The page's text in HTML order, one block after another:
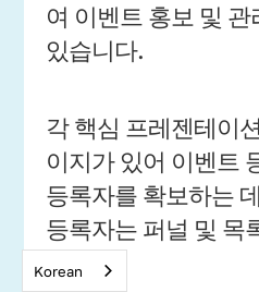
여 이벤트 홍보 및
있습니다.
각 핵심 프레젠테이
이지가 있어 이벤트
등록자를 확보하는
등록자는 퍼널 및 목
니다.
Korean